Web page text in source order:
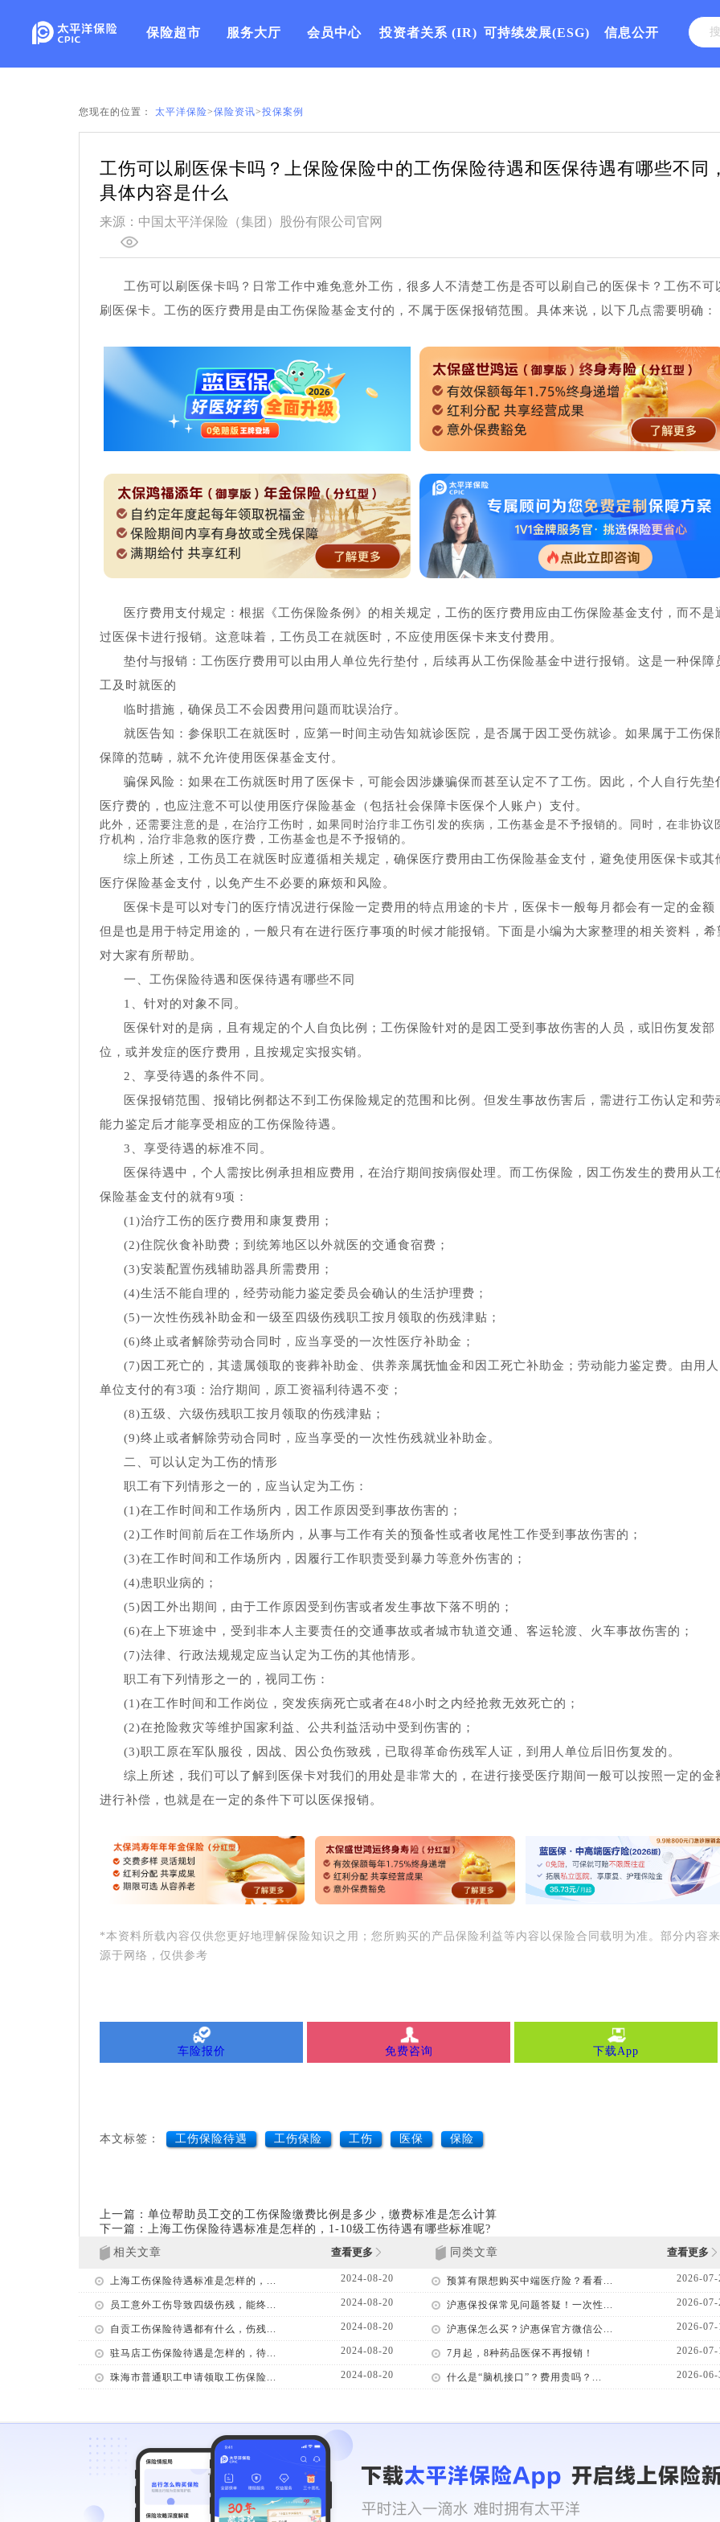
保险超市 服务大厅 会员中心 投资者关系 (IR) 可持续发展(ESG) 信息公开
您现在的位置： 太平洋保险>保险资讯>投保案例
工伤可以刷医保卡吗？上保险保险中的工伤保险待遇和医保待遇有哪些不同
具体内容是什么
来源：中国太平洋保险（集团）股份有限公司官网
工伤可以刷医保卡吗？日常工作中难免意外工伤，很多人不清楚工伤是否可以刷自己的医保卡？工伤不可
刷医保卡。工伤的医疗费用是由工伤保险基金支付的，不属于医保报销范围。具体来说，以下几点需要明确：
医疗费用支付规定：根据《工伤保险条例》的相关规定，工伤的医疗费用应由工伤保险基金支付，而不是
过医保卡进行报销。这意味着，工伤员工在就医时，不应使用医保卡来支付费用。
垫付与报销：工伤医疗费用可以由用人单位先行垫付，后续再从工伤保险基金中进行报销。这是一种保障
工及时就医的
临时措施，确保员工不会因费用问题而耽误治疗。
就医告知：参保职工在就医时，应第一时间主动告知就诊医院，是否属于因工受伤就诊。如果属于工伤保
保障的范畴，就不允许使用医保基金支付。
骗保风险：如果在工伤就医时用了医保卡，可能会因涉嫌骗保而甚至认定不了工伤。因此，个人自行先垫
医疗费的，也应注意不可以使用医疗保险基金（包括社会保障卡医保个人账户）支付。
此外，还需要注意的是，在治疗工伤时，如果同时治疗非工伤引发的疾病，工伤基金是不予报销的。同时，在非协议
疗机构，治疗非急救的医疗费，工伤基金也是不予报销的。
综上所述，工伤员工在就医时应遵循相关规定，确保医疗费用由工伤保险基金支付，避免使用医保卡或其
医疗保险基金支付，以免产生不必要的麻烦和风险。
医保卡是可以对专门的医疗情况进行保险一定费用的特点用途的卡片，医保卡一般每月都会有一定的金额
但是也是用于特定用途的，一般只有在进行医疗事项的时候才能报销。下面是小编为大家整理的相关资料，希
对大家有所帮助。
一、工伤保险待遇和医保待遇有哪些不同
1、针对的对象不同。
医保针对的是病，且有规定的个人自负比例；工伤保险针对的是因工受到事故伤害的人员，或旧伤复发部
位，或并发症的医疗费用，且按规定实报实销。
2、享受待遇的条件不同。
医保报销范围、报销比例都达不到工伤保险规定的范围和比例。但发生事故伤害后，需进行工伤认定和劳
能力鉴定后才能享受相应的工伤保险待遇。
3、享受待遇的标准不同。
医保待遇中，个人需按比例承担相应费用，在治疗期间按病假处理。而工伤保险，因工伤发生的费用从工
保险基金支付的就有9项：
(1)治疗工伤的医疗费用和康复费用；
(2)住院伙食补助费；到统筹地区以外就医的交通食宿费；
(3)安装配置伤残辅助器具所需费用；
(4)生活不能自理的，经劳动能力鉴定委员会确认的生活护理费；
(5)一次性伤残补助金和一级至四级伤残职工按月领取的伤残津贴；
(6)终止或者解除劳动合同时，应当享受的一次性医疗补助金；
(7)因工死亡的，其遗属领取的丧葬补助金、供养亲属抚恤金和因工死亡补助金；劳动能力鉴定费。由用人
单位支付的有3项：治疗期间，原工资福利待遇不变；
(8)五级、六级伤残职工按月领取的伤残津贴；
(9)终止或者解除劳动合同时，应当享受的一次性伤残就业补助金。
二、可以认定为工伤的情形
职工有下列情形之一的，应当认定为工伤：
(1)在工作时间和工作场所内，因工作原因受到事故伤害的；
(2)工作时间前后在工作场所内，从事与工作有关的预备性或者收尾性工作受到事故伤害的；
(3)在工作时间和工作场所内，因履行工作职责受到暴力等意外伤害的；
(4)患职业病的；
(5)因工外出期间，由于工作原因受到伤害或者发生事故下落不明的；
(6)在上下班途中，受到非本人主要责任的交通事故或者城市轨道交通、客运轮渡、火车事故伤害的；
(7)法律、行政法规规定应当认定为工伤的其他情形。
职工有下列情形之一的，视同工伤：
(1)在工作时间和工作岗位，突发疾病死亡或者在48小时之内经抢救无效死亡的；
(2)在抢险救灾等维护国家利益、公共利益活动中受到伤害的；
(3)职工原在军队服役，因战、因公负伤致残，已取得革命伤残军人证，到用人单位后旧伤复发的。
综上所述，我们可以了解到医保卡对我们的用处是非常大的，在进行接受医疗期间一般可以按照一定的金
进行补偿，也就是在一定的条件下可以医保报销。
*本资料所载內容仅供您更好地理解保险知识之用；您所购买的产品保险利益等内容以保险合同载明为准。部分内容来
源于网络，仅供参考
车险报价 免费咨询 下载App
本文标签： 工伤保险待遇 工伤保险 工伤 医保 保险
上一篇：单位帮助员工交的工伤保险缴费比例是多少，缴费标准是怎么计算
下一篇：上海工伤保险待遇标准是怎样的，1-10级工伤待遇有哪些标准呢?
相关文章
查看更多
上海工伤保险待遇标准是怎样的，... 2024-08-20
员工意外工伤导致四级伤残，能终... 2024-08-20
自贡工伤保险待遇都有什么，伤残... 2024-08-20
驻马店工伤保险待遇是怎样的，待... 2024-08-20
珠海市普通职工申请领取工伤保险... 2024-08-20
同类文章 查看更多
预算有限想购买中端医疗险？看看... 2026-07-
沪惠保投保常见问题答疑！一次性... 2026-07-
沪惠保怎么买？沪惠保官方微信公... 2026-07-
7月起，8种药品医保不再报销！ 2026-07-
什么是“脑机接口”？费用贵吗？... 2026-06-